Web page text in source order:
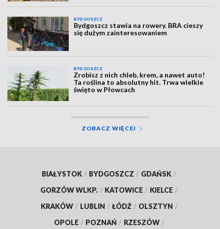
BYDGOSZCZ
Bydgoszcz stawia na rowery. BRA cieszy
się dużym zainteresowaniem
BYDGOSZCZ
Zrobisz z nich chleb, krem, a nawet auto!
Ta roślina to absolutny hit. Trwa wielkie
święto w Płowcach
ZOBACZ WIĘCEJ
BIAŁYSTOK / BYDGOSZCZ / GDAŃSK /
GORZÓW WLKP. / KATOWICE / KIELCE /
KRAKÓW / LUBLIN / ŁÓDŹ / OLSZTYN /
OPOLE / POZNAŃ / RZESZÓW /